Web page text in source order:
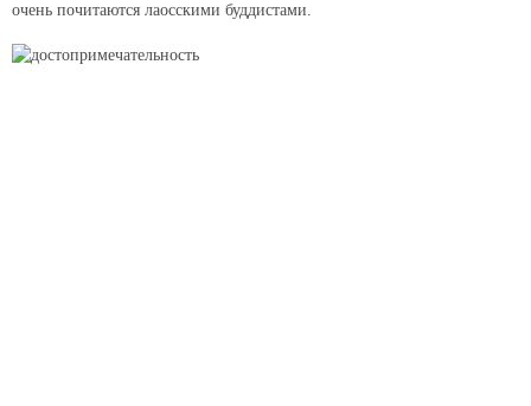
очень почитаются лаосскими буддистами.